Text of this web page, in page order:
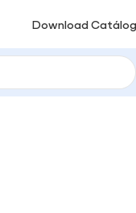
Download